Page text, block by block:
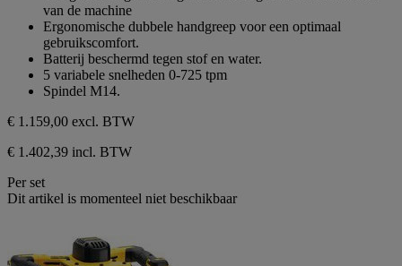
sterren.
van de machine
Ergonomische dubbele handgreep voor een optimaal
gebruikscomfort.
Batterij beschermd tegen stof en water.
5 variabele snelheden 0-725 tpm
Spindel M14.
€ 1.159,00 excl. BTW
€ 1.402,39 incl. BTW
Per set
Dit artikel is momenteel niet beschikbaar